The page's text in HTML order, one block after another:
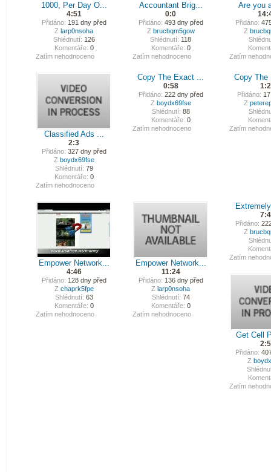
1000, Per Day O...
4:51
Přidáno: 191 dny před
Z larp0nsoha
Shlédnutí: 126
Komentáře: 0
Zatím nehodnoceno
Accountant Brig...
0:0
Přidáno: 493 dny před
Z brucbqm5gow
Shlédnutí: 118
Komentáře: 0
Zatím nehodnoceno
Are you
Přidáno:
Z
Zatím
Classified Ads ...
2:3
Přidáno: 327 dny před
Z boydx69fse
Shlédnutí: 79
Komentáře: 0
Zatím nehodnoceno
Copy The Exact ...
0:58
Přidáno: 222 dny před
Z boydx69fse
Shlédnutí: 88
Komentáře: 0
Zatím nehodnoceno
Copy
Přidáno:
Z
Zatím
Empower Network...
4:46
Přidáno: 128 dny před
Z chaprk5fpe
Shlédnutí: 63
Komentáře: 0
Zatím nehodnoceno
Empower Network...
11:24
Přidáno: 136 dny před
Z larp0nsoha
Shlédnutí: 74
Komentáře: 0
Zatím nehodnoceno
Přidáno:
Z
Zatím
Get Cell
Přidáno:
Z
Zatím